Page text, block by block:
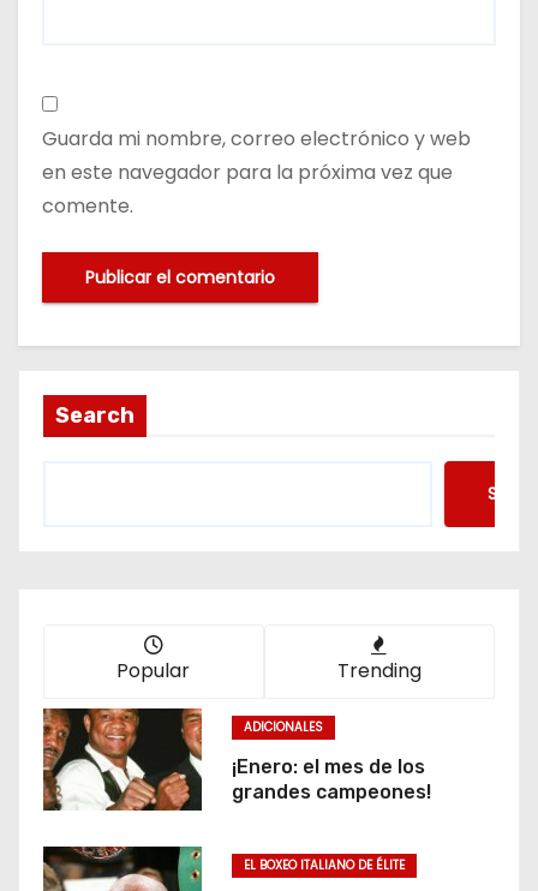
Guarda mi nombre, correo electrónico y web
en este navegador para la próxima vez que
comente.
Search
Popular Trending
ADICIONALES
¡Enero: el mes de los
grandes campeones!
EL BOXEO ITALIANO DE ÉLITE